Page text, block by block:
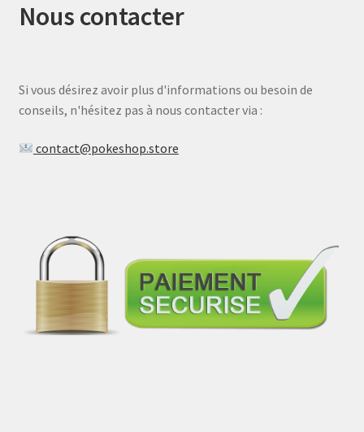
Nous contacter
Si vous désirez avoir plus d'informations ou besoin de
conseils, n'hésitez pas à nous contacter via :
contact@pokeshop.store